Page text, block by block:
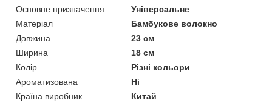
Основне призначення
Універсальне
Матеріал
Бамбукове волокно
Довжина
23 см
Ширина
18 см
Колір
Різні кольори
Ароматизована
Ні
Країна виробник
Китай